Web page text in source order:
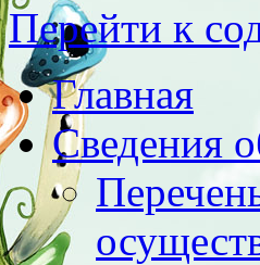
Перейти к
Главная
Сведения